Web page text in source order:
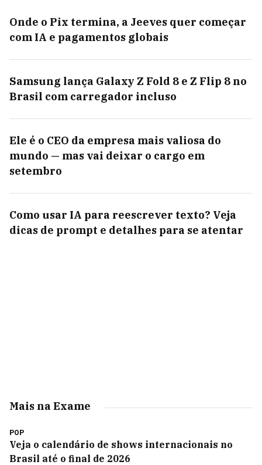
Onde o Pix termina, a Jeeves quer começar
com IA e pagamentos globais
Samsung lança Galaxy Z Fold 8 e Z Flip 8 no
Brasil com carregador incluso
Ele é o CEO da empresa mais valiosa do
mundo — mas vai deixar o cargo em
setembro
Como usar IA para reescrever texto? Veja
dicas de prompt e detalhes para se atentar
Mais na Exame
POP
Veja o calendário de shows internacionais no
Brasil até o final de 2026